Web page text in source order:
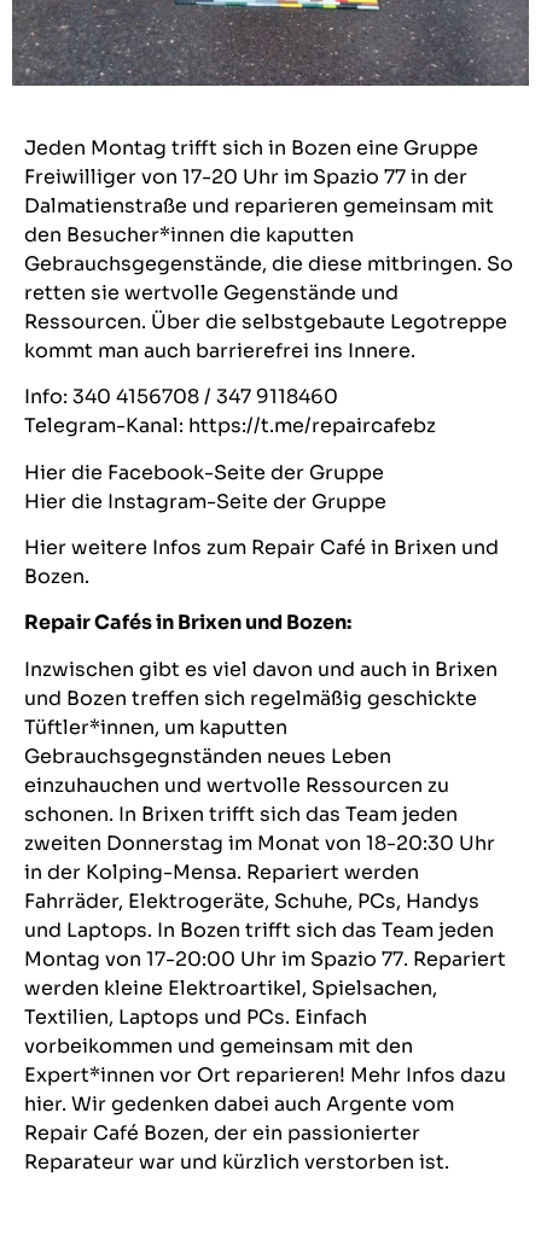
Jeden Montag trifft sich in Bozen eine Gruppe
Freiwilliger von 17-20 Uhr im Spazio 77 in der
Dalmatienstraße und reparieren gemeinsam mit
den Besucher*innen die kaputten
Gebrauchsgegenstände, die diese mitbringen. So
retten sie wertvolle Gegenstände und
Ressourcen. Über die selbstgebaute Legotreppe
kommt man auch barrierefrei ins Innere.
Info: 340 4156708 / 347 9118460
Telegram-Kanal: https://t.me/repaircafebz
Hierdie Facebook-Seite der Gruppe
Hierdie Instagram-Seite der Gruppe
Hier weitere Infos zum Repair Café in Brixen und
Bozen.
Repair Cafés in Brixen und Bozen:
Inzwischen gibt es viel davon und auch in Brixen
und Bozen treffen sich regelmäßig geschickte
Tüftler*innen, um kaputten
Gebrauchsgegnständen neues Leben
einzuhauchen und wertvolle Ressourcen zu
schonen. In Brixen trifft sich das Team jeden
zweiten Donnerstag im Monat von 18-20:30 Uhr
in der Kolping-Mensa. Repariert werden
Fahrräder, Elektrogeräte, Schuhe, PCs, Handys
und Laptops. In Bozen trifft sich das Team jeden
Montag von 17-20:00 Uhr im Spazio 77. Repariert
werden kleine Elektroartikel, Spielsachen,
Textilien, Laptops und PCs. Einfach
vorbeikommen und gemeinsam mit den
Expert*innen vor Ort reparieren! Mehr Infos dazu
hier. Wir gedenken dabei auch Argente vom
Repair Café Bozen, der ein passionierter
Reparateur war und kürzlich verstorben ist.